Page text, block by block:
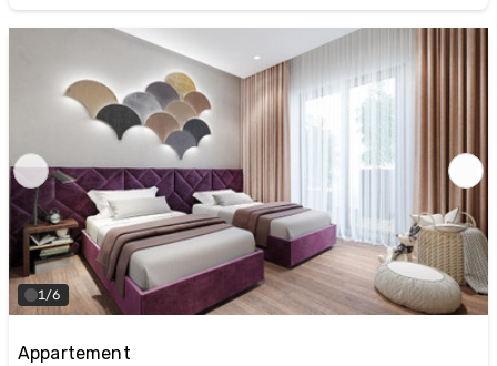
1/6
Appartement